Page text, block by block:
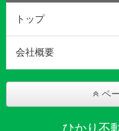
トップ
会社概要
ペ
ひかり不